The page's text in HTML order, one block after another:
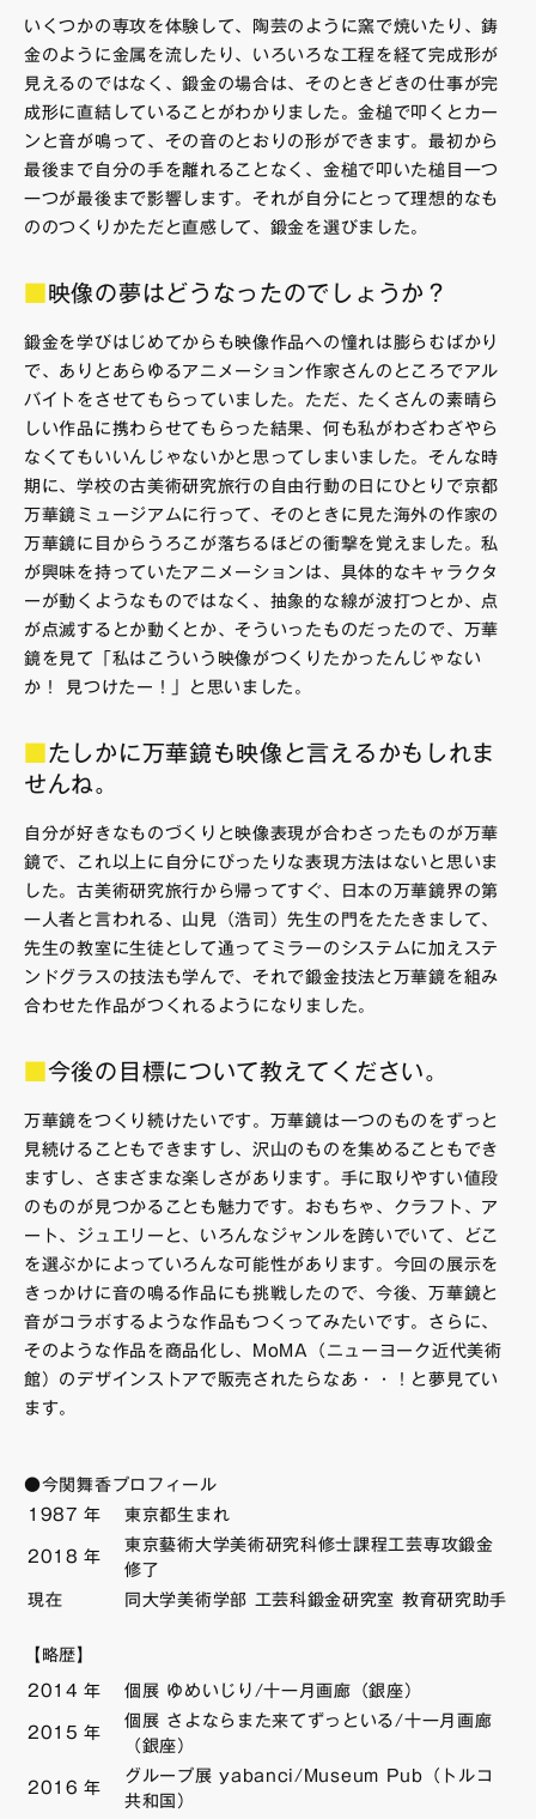
いくつかの専攻を体験して、陶芸のように窯で焼いたり、鋳
金のように金属を流したり、いろいろな工程を経て完成形が
見えるのではなく、鍛金の場合は、そのときどきの仕事が完
成形に直結していることがわかりました。金槌で叩くとカー
ンと音が鳴って、その音のとおりの形ができます。最初から
最後まで自分の手を離れることなく、金槌で叩いた槌目一つ
一つが最後まで影響します。それが自分にとって理想的なも
ののつくりかただと直感して、鍛金を選びました。
映像の夢はどうなったのでしょうか？
鍛金を学びはじめてからも映像作品への憧れは膨らむばかり
で、ありとあらゆるアニメーション作家さんのところでアル
バイトをさせてもらっていました。ただ、たくさんの素晴ら
しい作品に携わらせてもらった結果、何も私がわざわざやら
なくてもいいんじゃないかと思ってしまいました。そんな時
期に、学校の古美術研究旅行の自由行動の日にひとりで京都
万華鏡ミュージアムに行って、そのときに見た海外の作家の
万華鏡に目からうろこが落ちるほどの衝撃を覚えました。私
が興味を持っていたアニメーションは、具体的なキャラクタ
ーが動くようなものではなく、抽象的な線が波打つとか、点
が点滅するとか動くとか、そういったものだったので、万華
鏡を見て「私はこういう映像がつくりたかったんじゃない
か！ 見つけたー！」と思いました。
たしかに万華鏡も映像と言えるかもしれま
せんね。
自分が好きなものづくりと映像表現が合わさったものが万華
鏡で、これ以上に自分にぴったりな表現方法はないと思いま
した。古美術研究旅行から帰ってすぐ、日本の万華鏡界の第
一人者と言われる、山見（浩司）先生の門をたたきまして、
先生の教室に生徒として通ってミラーのシステムに加えステ
ンドグラスの技法も学んで、それで鍛金技法と万華鏡を組み
合わせた作品がつくれるようになりました。
今後の目標について教えてください。
万華鏡をつくり続けたいです。万華鏡は一つのものをずっと
見続けることもできますし、沢山のものを集めることもでき
ますし、さまざまな楽しさがあります。手に取りやすい値段
のものが見つかることも魅力です。おもちゃ、クラフト、ア
ート、ジュエリーと、いろんなジャンルを跨いでいて、どこ
を選ぶかによっていろんな可能性があります。今回の展示を
きっかけに音の鳴る作品にも挑戦したので、今後、万華鏡と
音がコラボするような作品もつくってみたいです。さらに、
そのような作品を商品化し、MoMA（ニューヨーク近代美術
館）のデザインストアで販売されたらなあ・・！と夢見てい
ます。
●今関舞香プロフィール
1987 年 東京都生まれ
2018 年
東京藝術大学美術研究科修士課程工芸専攻鍛金
修了
現在
同大学美術学部 工芸科鍛金研究室 教育研究助手
【略歴】
2014 年 個展 ゆめいじり/十一月画廊（銀座）
2015 年
個展 さよならまた来てずっといる/十一月画廊
（銀座）
2016 年
グループ展 yabanci/Museum Pub（トルコ
共和国）